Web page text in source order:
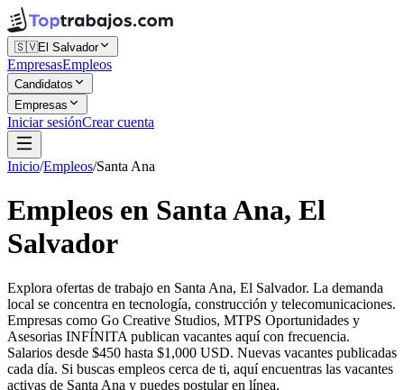
🇸🇻El Salvador
EmpresasEmpleos
Candidatos
Empresas
Iniciar sesiónCrear cuenta
Inicio/Empleos/Santa Ana
Empleos en Santa Ana, El
Salvador
Explora ofertas de trabajo en Santa Ana, El Salvador. La demanda
local se concentra en tecnología, construcción y telecomunicaciones.
Empresas como Go Creative Studios, MTPS Oportunidades y
Asesorias INFÍNITA publican vacantes aquí con frecuencia.
Salarios desde $450 hasta $1,000 USD. Nuevas vacantes publicadas
cada día. Si buscas empleos cerca de ti, aquí encuentras las vacantes
activas de Santa Ana y puedes postular en línea.